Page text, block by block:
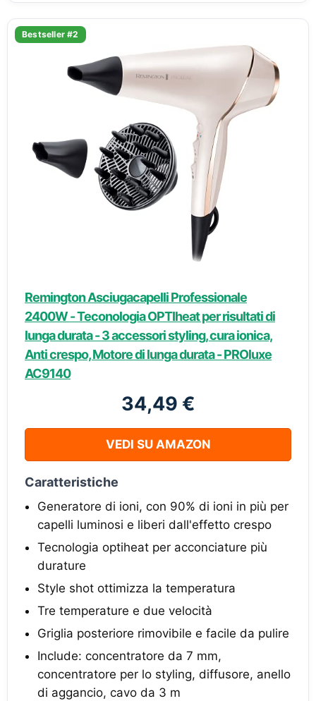
Bestseller #2
Remington Asciugacapelli Professionale
2400W - Teconologia OPTIheat per risultati di
lunga durata - 3 accessori styling, cura ionica,
Anti crespo, Motore di lunga durata - PROluxe
AC9140
34,49 €
VEDI SU AMAZON
Caratteristiche
Generatore di ioni, con 90% di ioni in più per
capelli luminosi e liberi dall'effetto crespo
Tecnologia optiheat per acconciature più
durature
Style shot ottimizza la temperatura
Tre temperature e due velocità
Griglia posteriore rimovibile e facile da pulire
Include: concentratore da 7 mm,
concentratore per lo styling, diffusore, anello
di aggancio, cavo da 3 m